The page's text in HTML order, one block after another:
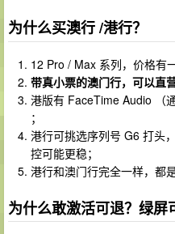
为什么买澳行 /港行？
12 Pro / Max 系列，价格有
带真小票的澳门行，可以直
港版有 FaceTime Audio （
；
港行可挑选序列号 G6 打头
控可能更稳；
港行和澳门行完全一样，都
为什么敢激活可退？绿屏